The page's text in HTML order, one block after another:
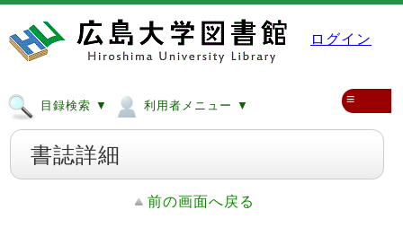
ログイン
目録検索 ▼ 利用者メニュー ▼ ≡
書誌詳細
前の画面へ戻る